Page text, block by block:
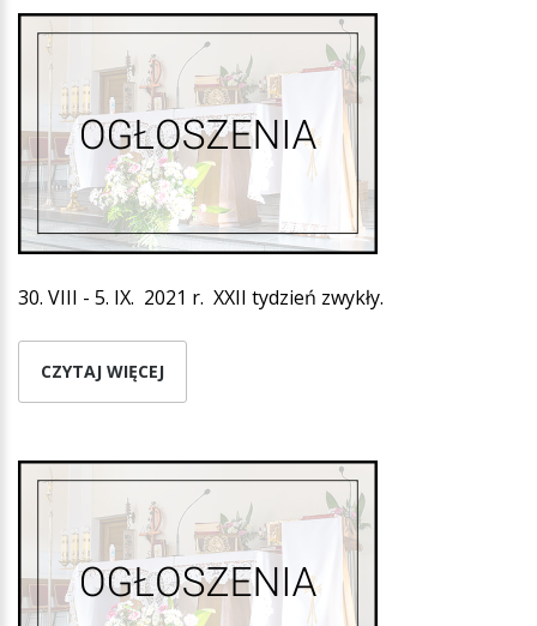
30. VIII - 5. IX. 2021 r. XXII tydzień zwykły.
CZYTAJ WIĘCEJ